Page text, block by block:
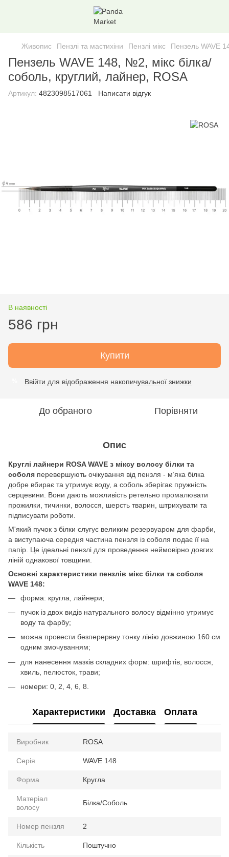
Живопис Пензлі та мастихіни Пензлі мiкс Пензель WAVE
Пензель WAVE 148, №2, мікс білка/
соболь, круглий, лайнер, ROSA
Артикул: 4823098517061 Написати відгук
В наявності
586 грн
Купити
Ввійти для відображення накопичувальної знижки
До обраного Порівняти
Опис
Круглі лайнери ROSA WAVE з міксу волосу білки та
соболя перевершують очікування від пензля - м’яка білка
добре вбирає та утримує воду, а соболь зберігає пружність
серцевини. Вони дають можливість ретельно промалювати
прожилки, тичинки, волосся, шерсть тварин, штрихувати та
підписувати роботи.
М'який пучок з білки слугує великим резервуаром для фарби,
а виступаюча середня частина пензля із соболя подає її на
папір. Це ідеальні пензлі для проведення неймовірно довгих
ліній однакової товщини.
Основні характеристики пензлів мікс білки та соболя
WAVE 148:
форма: кругла, лайнери;
пучок із двох видів натурального волосу відмінно утримує
воду та фарбу;
можна провести безперервну тонку лінію довжиною 160 см
одним змочуванням;
для нанесення мазків складних форм: шрифтів, волосся,
хвиль, пелюсток, трави;
номери: 0, 2, 4, 6, 8.
Характеристики Доставка Оплата
Виробник ROSA
Серія WAVE 148
Форма Кругла
Матеріал
волосу
Білка/Соболь
Номер пензля 2
Кількість Поштучно